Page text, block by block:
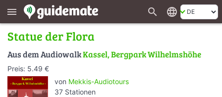
menu search language
Statue der Flora
Aus dem AudiowalkKassel, Bergpark Wilhelmshöhe
Preis: 5.49 €
von Mekkis-Audiotours
37 Stationen